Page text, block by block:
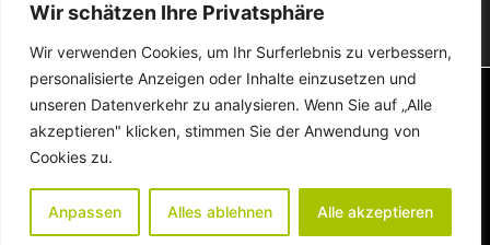
Wir schätzen Ihre Privatsphäre
Wir verwenden Cookies, um Ihr Surferlebnis zu verbessern,
personalisierte Anzeigen oder Inhalte einzusetzen und
unseren Datenverkehr zu analysieren. Wenn Sie auf „Alle
akzeptieren" klicken, stimmen Sie der Anwendung von
Cookies zu.
Anpassen Alles ablehnen Alle akzeptieren
© Big Ben-Loerrach-Garten & Landschaftsarbeiten – Alle
Rechte vorbehalten!
Impressum
Eine Website von: